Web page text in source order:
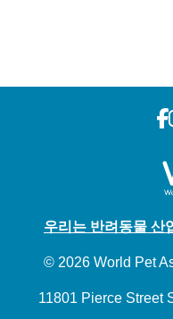
우리는 반려동물 산
© 2026 World Pet
11801 Pierce Street